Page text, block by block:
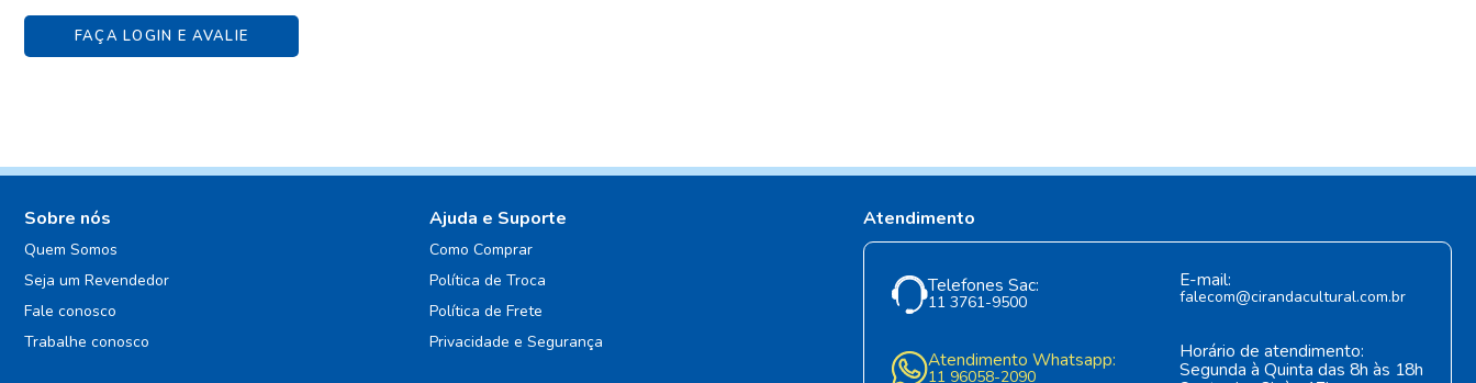
FAÇA LOGIN E AVALIE
Sobre nós
Quem Somos
Seja um Revendedor
Fale conosco
Trabalhe conosco
Ajuda e Suporte
Como Comprar
Política de Troca
Política de Frete
Privacidade e Segurança
Atendimento
Telefones Sac:
11 3761-9500
E-mail:
falecom@cirandacultural.com.br
Atendimento Whatsapp:
11 96058-2090
Horário de atendimento:
Segunda à Quinta das 8h às 18h